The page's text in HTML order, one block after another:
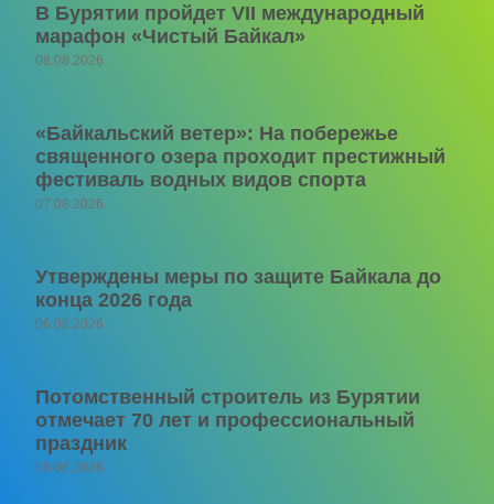
В Бурятии пройдет VII международный
марафон «Чистый Байкал»
08.08.2026
«Байкальский ветер»: На побережье
священного озера проходит престижный
фестиваль водных видов спорта
07.08.2026
Утверждены меры по защите Байкала до
конца 2026 года
06.08.2026
Потомственный строитель из Бурятии
отмечает 70 лет и профессиональный
праздник
06.08.2026